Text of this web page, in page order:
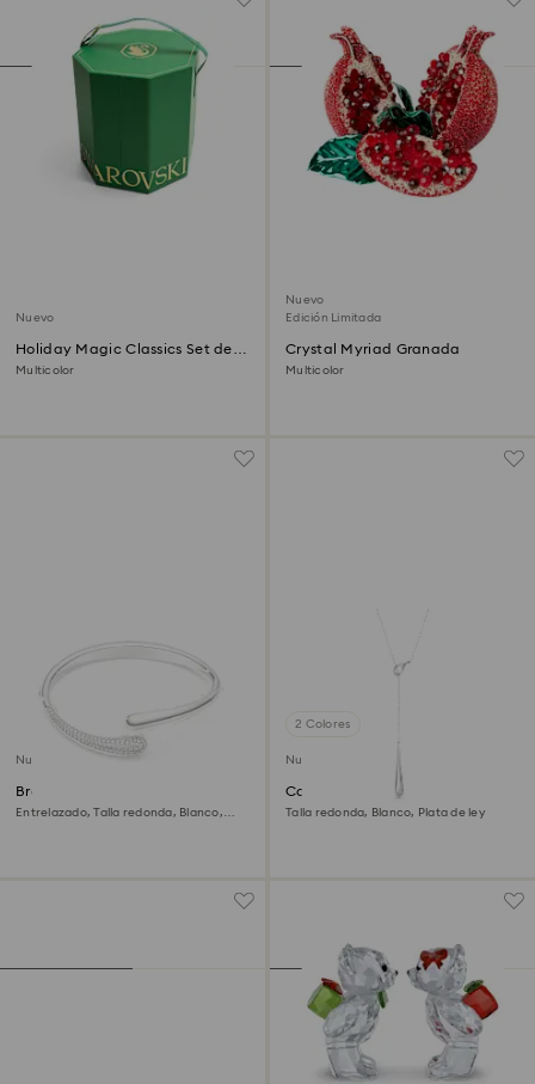
Nuevo
Holiday Magic Classics Set de
Decoraciones para el Árbol
Multicolor
Nuevo
Edición Limitada
Crystal Myriad Granada
Multicolor
Nuevo
Brazalete Swarovski Classica
Entrelazado, Talla redonda, Blanco,
2 Colores
Nuevo
Colgante en Y Swarovski
Classica
Talla redonda, Blanco, Plata de ley